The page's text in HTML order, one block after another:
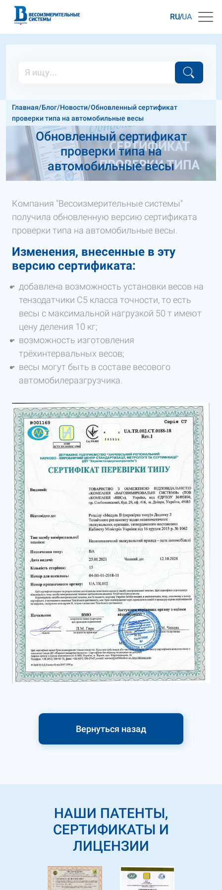
RU UA
Главная/Блог/Новости/Обновленный сертификат
проверки типа на автомобильные весы
Обновленный сертификат
проверки типа на
автомобильные весы
Компания "Весоизмерительные системы"
получила обновленную версию сертификата
проверки типа на автомобильные весы.
Изменения, внесенные в эту
версию сертификата:
добавлена возможность установки весов на
тензодатчики С5 класса точности, то есть
весы с максимальной нагрузкой 50 т имеют
цену деления 10 кг;
возможность изготовления
трёхинтервальных весов;
весы могут быть в составе весового
автомобилеразгрузчика.
Вернуться назад
НАШИ ПАТЕНТЫ,
СЕРТИФИКАТЫ И
ЛИЦЕНЗИИ